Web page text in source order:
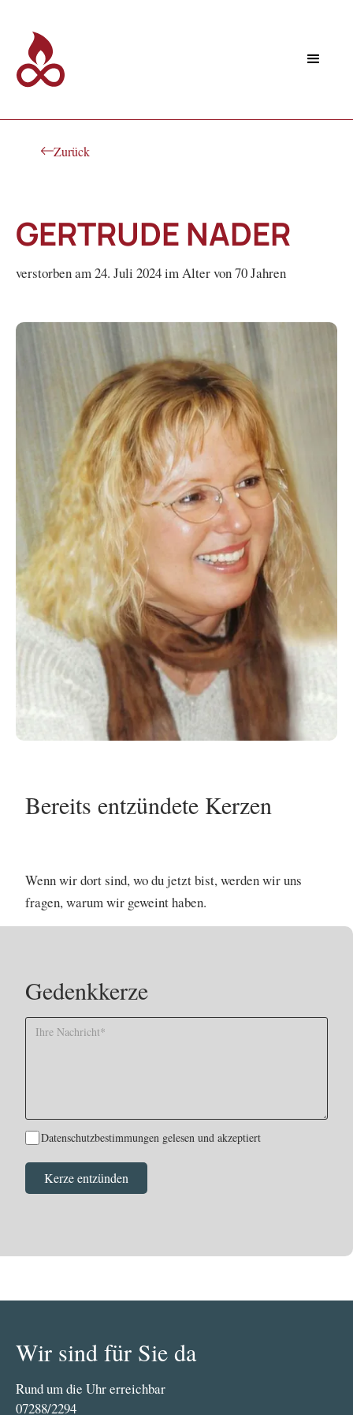
Zurück
GERTRUDE NADER
verstorben am 24. Juli 2024 im Alter von 70 Jahren
Gedenkkerze
Datenschutzbestimmungen gelesen und akzeptiert
Bereits entzündete Kerzen
Wenn wir dort sind, wo du jetzt bist, werden wir uns
fragen, warum wir geweint haben.
Wir sind für Sie da
Rund um die Uhr erreichbar
07288/2294